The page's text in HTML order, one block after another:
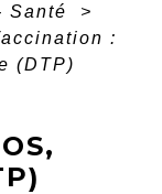
Santé
>
:
(DTP)